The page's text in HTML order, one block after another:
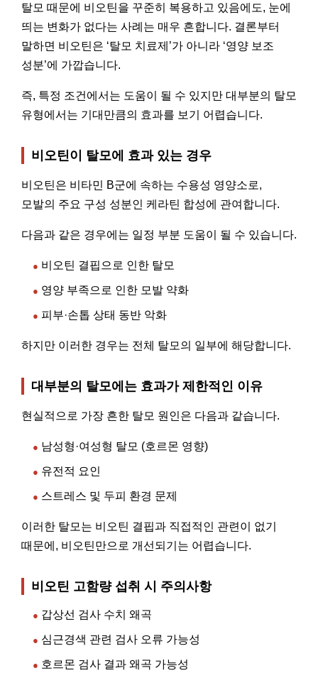
탈모 때문에 비오틴을 꾸준히 복용하고 있음에도, 눈에
띄는 변화가 없다는 사례는 매우 흔합니다. 결론부터
말하면 비오틴은 ‘탈모 치료제’가 아니라 ‘영양 보조
성분’에 가깝습니다.
즉, 특정 조건에서는 도움이 될 수 있지만 대부분의 탈모
유형에서는 기대만큼의 효과를 보기 어렵습니다.
비오틴이 탈모에 효과 있는 경우
비오틴은 비타민 B군에 속하는 수용성 영양소로,
모발의 주요 구성 성분인 케라틴 합성에 관여합니다.
다음과 같은 경우에는 일정 부분 도움이 될 수 있습니다.
● 비오틴 결핍으로 인한 탈모
● 영양 부족으로 인한 모발 약화
● 피부·손톱 상태 동반 악화
하지만 이러한 경우는 전체 탈모의 일부에 해당합니다.
대부분의 탈모에는 효과가 제한적인 이유
현실적으로 가장 흔한 탈모 원인은 다음과 같습니다.
● 남성형·여성형 탈모 (호르몬 영향)
● 유전적 요인
● 스트레스 및 두피 환경 문제
이러한 탈모는 비오틴 결핍과 직접적인 관련이 없기
때문에, 비오틴만으로 개선되기는 어렵습니다.
비오틴 고함량 섭취 시 주의사항
● 갑상선 검사 수치 왜곡
● 심근경색 관련 검사 오류 가능성
● 호르몬 검사 결과 왜곡 가능성